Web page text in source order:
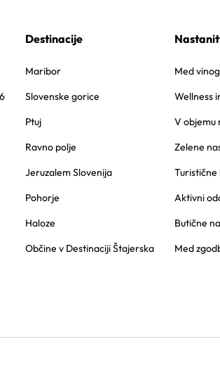
Destinacije
Maribor
Slovenske gorice
Ptuj
Ravno polje
Jeruzalem Slovenija
Pohorje
Haloze
Občine v Destinaciji Štajerska
Med
Wellness
V objemu
Zelene
Turistične
Aktivni
Butične
Med